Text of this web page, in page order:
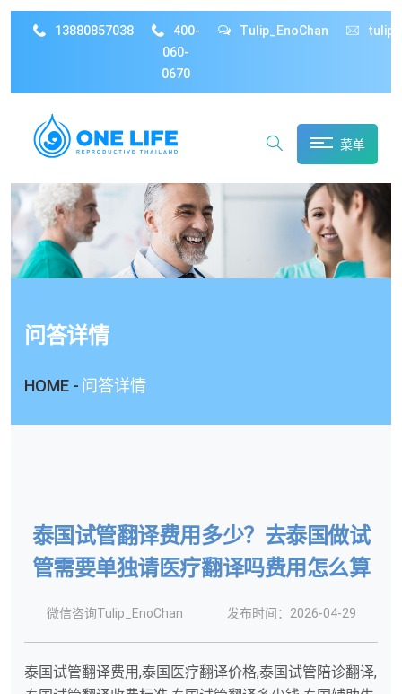
13880857038
400-
060-
0670
Tulip_EnoChan
菜单
问答详情
HOME - 问答详情
泰国试管翻译费用多少？去泰国做试
管需要单独请医疗翻译吗费用怎么算
微信咨询Tulip_EnoChan 发布时间：2026-04-29
泰国试管翻译费用,泰国医疗翻译价格,泰国试管陪诊翻译,